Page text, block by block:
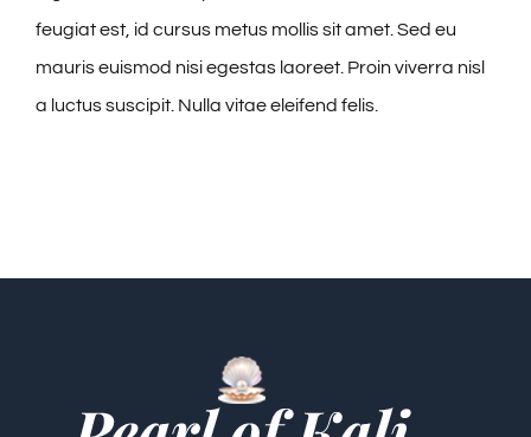
feugiat est, id cursus metus mollis sit amet. Sed eu
mauris euismod nisi egestas laoreet. Proin viverra nisl
a luctus suscipit. Nulla vitae eleifend felis.